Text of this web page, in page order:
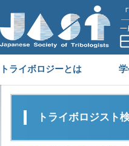
トライボロジーとは
トライボロジスト